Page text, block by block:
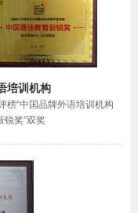
培训机构
榜“中国品牌外语培训机构
锐奖”双奖